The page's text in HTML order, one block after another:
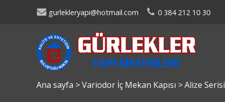
gurlekleryapi@hotmail.com 0 384 212 10 30
Ana sayfa >Variodor İç Mekan Kapısı >Alize Serisi